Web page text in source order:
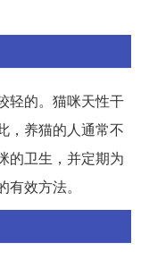
轻的。猫咪天性干
，养猫的人通常不
的卫生，并定期为
效方法。